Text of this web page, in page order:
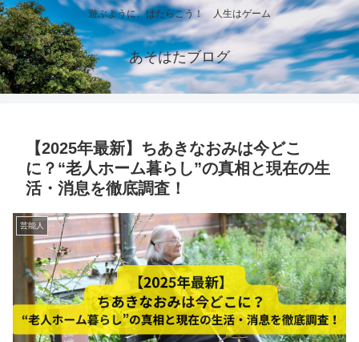
遊ぶように、はたらこう！ 人生はゲーム
あそはたブログ
【2025年最新】ちあきなおみは今どこ
に？“老人ホーム暮らし”の真相と現在の生
活・消息を徹底調査！
芸能人